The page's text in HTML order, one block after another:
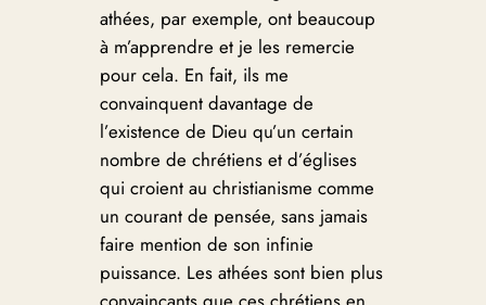
athées, par exemple, ont beaucoup
à m’apprendre et je les remercie
pour cela. En fait, ils me
convainquent davantage de
l’existence de Dieu qu’un certain
nombre de chrétiens et d’églises
qui croient au christianisme comme
un courant de pensée, sans jamais
faire mention de son infinie
puissance. Les athées sont bien plus